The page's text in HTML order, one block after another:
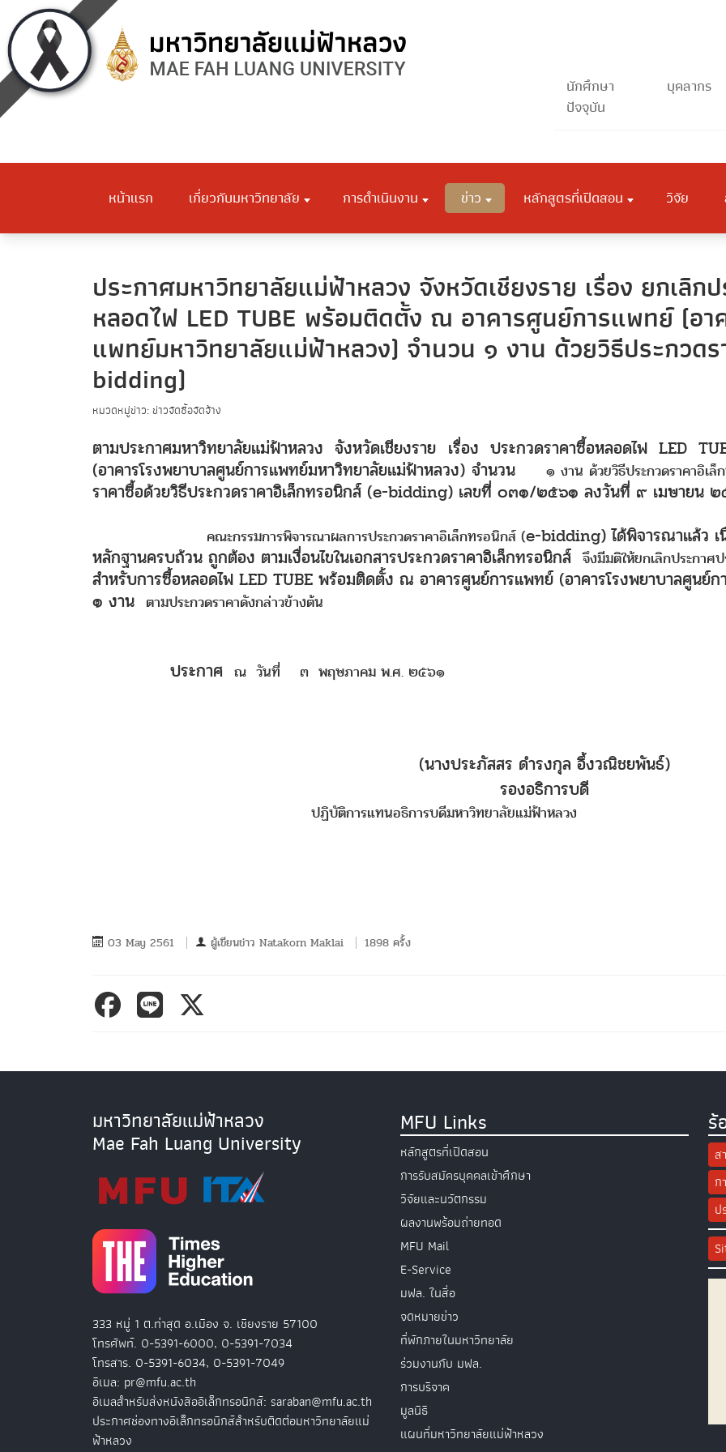
นักศึกษา
ปัจจุบัน
บุคลากร
หน้าแรก เกี่ยวกับมหาวิทยาลัย การดำเนินงาน ข่าว หลักสูตรที่เปิดสอน วิจัย
ประกาศมหาวิทยาลัยแม่ฟ้าหลวง จังหวัดเชียงราย เรื่อง ยกเลิก
หลอดไฟ LED TUBE พร้อมติดตั้ง ณ อาคารศูนย์การแพทย์ (อา
แพทย์มหาวิทยาลัยแม่ฟ้าหลวง) จำนวน ๑ งาน ด้วยวิธีประกวด
bidding)
หมวดหมู่ข่าว: ข่าวจัดซื้อจัดจ้าง
ตามประกาศมหาวิทยาลัยแม่ฟ้าหลวง จังหวัดเชียงราย เรื่อง ประกวดราคาซื้อหลอดไฟ LED
(อาคารโรงพยาบาลศูนย์การแพทย์มหาวิทยาลัยแม่ฟ้าหลวง) จำนวน๑ งาน ด้วยวิธีประกวดราคาอิเ
ราคาซื้อด้วยวิธีประกวดราคาอิเล็กทรอนิกส์ (e-bidding) เลขที่ ๐๓๑/๒๕๖๑ ลงวันที่ ๙ เมษายน
คณะกรรมการพิจารณาผลการประกวดราคาอิเล็กทรอนิกส์ (e-bidding)ได้พิจารณาแล้ว เ
หลักฐานครบถ้วน ถูกต้อง ตามเงื่อนไขในเอกสารประกวดราคาอิเล็กทรอนิกส์จึงมีมติให้ยกเลิกประกาศ
สำหรับการซื้อหลอดไฟ LED TUBE พร้อมติดตั้ง ณ อาคารศูนย์การแพทย์ (อาคารโรงพยาบาลศูนย์
๑ งาน ตามประกวดราคาดังกล่าวข้างต้น
ประกาศ ณ วันที่ ๓ พฤษภาคม พ.ศ. ๒๕๖๑
(นางประภัสสร ดำรงกุล อึ้งวณิชยพันธ์)
รองอธิการบดี
ปฏิบัติการแทนอธิการบดีมหาวิทยาลัยแม่ฟ้าหลวง
03 May 2561 ผู้เขียนข่าว Natakorn Maklai 1898 ครั้ง
มหาวิทยาลัยแม่ฟ้าหลวง
Mae Fah Luang University
333 หมู่ 1 ต.ท่าสุด อ.เมือง จ. เชียงราย 57100
โทรศัพท์. 0-5391-6000, 0-5391-7034
โทรสาร. 0-5391-6034, 0-5391-7049
อีเมล: pr@mfu.ac.th
อีเมลสำหรับส่งหนังสืออิเล็กทรอนิกส์: saraban@mfu.ac.th
ประกาศช่องทางอิเล็กทรอนิกส์สำหรับติดต่อมหาวิทยาลัยแม่
ฟ้าหลวง
MFU Links
หลักสูตรที่เปิดสอน
การรับสมัครบุคคลเข้าศึกษา
วิจัยและนวัตกรรม
ผลงานพร้อมถ่ายทอด
MFU Mail
E-Service
มฟล. ในสื่อ
จดหมายข่าว
ที่พักภายในมหาวิทยาลัย
ร่วมงานกับ มฟล.
การบริจาค
มูลนิธิ
แผนที่มหาวิทยาลัยแม่ฟ้าหลวง
ร้
ส
ก
ป